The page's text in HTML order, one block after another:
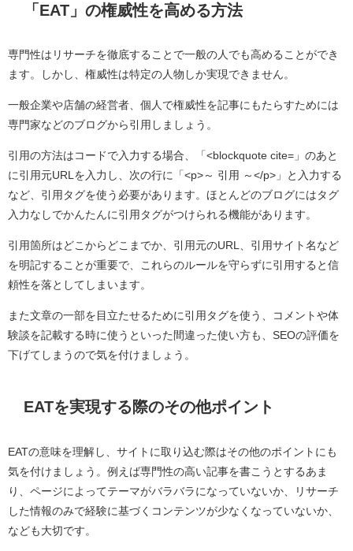
「EAT」の権威性を高める方法
専門性はリサーチを徹底することで一般の人でも高めることができ
ます。しかし、権威性は特定の人物しか実現できません。
一般企業や店舗の経営者、個人で権威性を記事にもたらすためには
専門家などのブログから引用しましょう。
引用の方法はコードで入力する場合、「<blockquote cite=」のあと
に引用元URLを入力し、次の行に「<p>～ 引用 ～</p>」と入力する
など、引用タグを使う必要があります。ほとんどのブログにはタグ
入力なしでかんたんに引用タグがつけられる機能があります。
引用箇所はどこからどこまでか、引用元のURL、引用サイト名など
を明記することが重要で、これらのルールを守らずに引用すると信
頼性を落としてしまいます。
また文章の一部を目立たせるために引用タグを使う、コメントや体
験談を記載する時に使うといった間違った使い方も、SEOの評価を
下げてしまうので気を付けましょう。
EATを実現する際のその他ポイント
EATの意味を理解し、サイトに取り込む際はその他のポイントにも
気を付けましょう。例えば専門性の高い記事を書こうとするあま
り、ページによってテーマがバラバラになっていないか、リサーチ
した情報のみで経験に基づくコンテンツが少なくなっていないか、
なども大切です。